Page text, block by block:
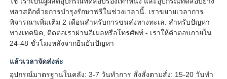
พลาสติกด้วยการบํารุงรักษาฟรีในช่วงเวลานี้. เราขยายเวลาการ
พิจารณาเพิ่มเติม 2 เดือนสําหรับการขนส่งทางทะเล. สําหรับปัญหา
ทางเทคนิค, ติดต่อเราผ่านอีเมลหรือโทรศัพท์ - เราให้คําตอบภายใน
24-48 ชั่วโมงหลังจากยืนยันปัญหา
แล้วเวลาจัดส่งล่ะ
อุปกรณ์มาตรฐานในคลัง: 3-7 วันทําการ สั่งสั่งตามสั่ง: 15-20 วันทํา